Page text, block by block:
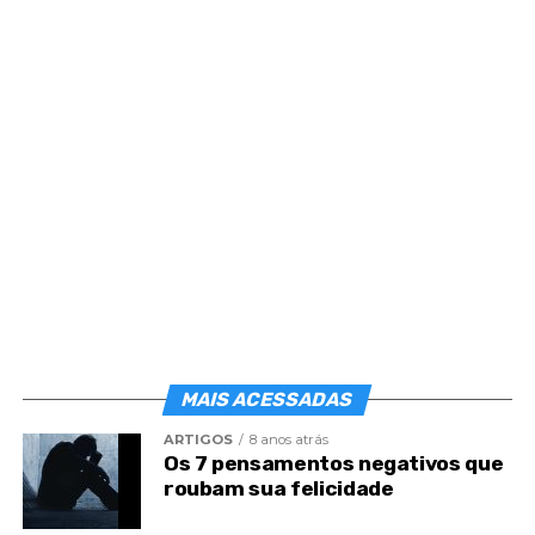
MAIS ACESSADAS
ARTIGOS 8 anos atrás
Os 7 pensamentos negativos que
roubam sua felicidade